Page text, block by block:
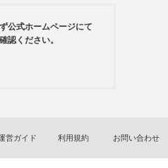
公式ホームページにて
認ください。
営ガイド 利用規約 お問い合わせ